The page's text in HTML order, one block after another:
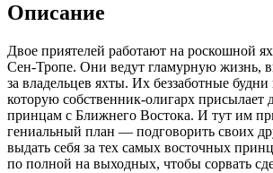
Описание
Двое приятелей работают на роскошной
Сен-Тропе. Они ведут гламурную жизнь,
за владельцев яхты. Их беззаботные
которую собственник-олигарх присылает
принцам с Ближнего Востока. И тут им
гениальный план — подговорить своих
выдать себя за тех самых восточных
по полной на выходных, чтобы сорвать